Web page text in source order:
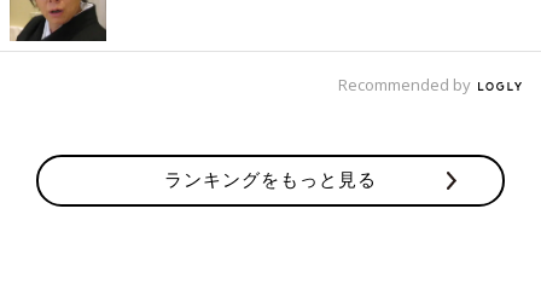
「インフルエンザワクチンは、『水銀を含んでいるから』という
理由から、赤ちゃんに受けさせたくないというママの声を聞くこ
とがあります。確かにインフルエンザワクチンには、有機水銀化
きには、チメロサール無添加のインフルエンザワクチンが製造さ
れたこともありました。しかし、現在では、チメロサールの乳幼
Recommended by
ランキングをもっと見る